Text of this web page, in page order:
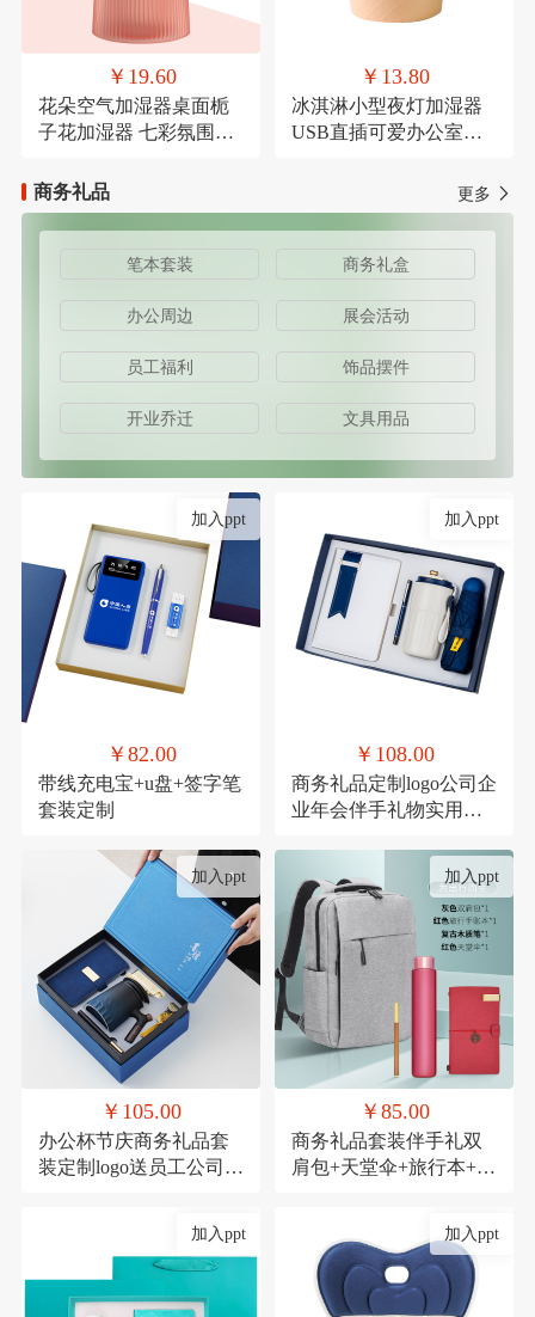
￥19.60
花朵空气加湿器桌面栀
子花加湿器 七彩氛围灯
￥13.80
冰淇淋小型夜灯加湿器
USB直插可爱办公室桌
商务礼品
更多
笔本套装 商务礼盒
办公周边 展会活动
员工福利 饰品摆件
开业乔迁 文具用品
加入ppt
￥82.00
带线充电宝+u盘+签字笔
套装定制
加入ppt
￥108.00
商务礼品定制logo公司企
业年会伴手礼物实用高
加入ppt
￥105.00
办公杯节庆商务礼品套
装定制logo送员工公司周
加入ppt
￥85.00
商务礼品套装伴手礼双
肩包+天堂伞+旅行本+木
加入ppt 加入ppt